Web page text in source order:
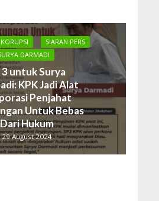
KORUPSI
SIARAN PERS
DARMADI
3 untuk Surya
KPK Jadi Alat
Penjahat
Untuk Bebas
Dari Hukum
29 August 2024